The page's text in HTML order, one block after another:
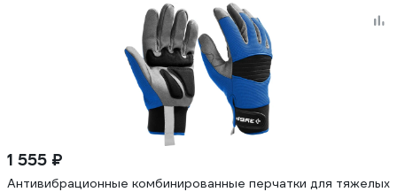
1 555 ₽
Антивибрационные комбинированные перчатки для тяжелых